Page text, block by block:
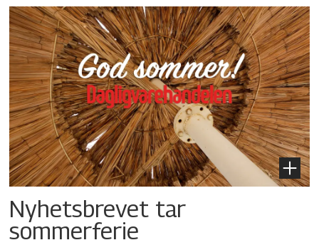
Nyhetsbrevet tar
sommerferie